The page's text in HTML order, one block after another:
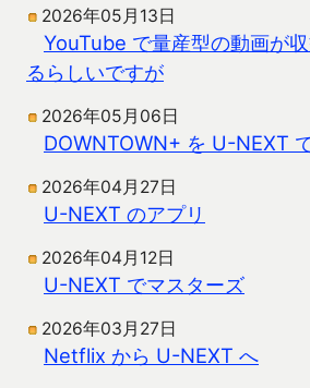
2026年05月13日
YouTube で量産型の動画が
るらしいですが
2026年05月06日
DOWNTOWN+ を U-NEXT
2026年04月27日
U-NEXT のアプリ
2026年04月12日
U-NEXT でマスターズ
2026年03月27日
Netflix から U-NEXT へ